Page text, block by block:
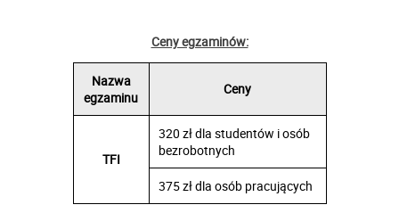
Ceny egzaminów:
Nazwa
egzaminu
Ceny
TFI
320 zł dla studentów i osób
bezrobotnych
375 zł dla osób pracujących